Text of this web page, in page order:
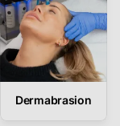
Dermabrasion